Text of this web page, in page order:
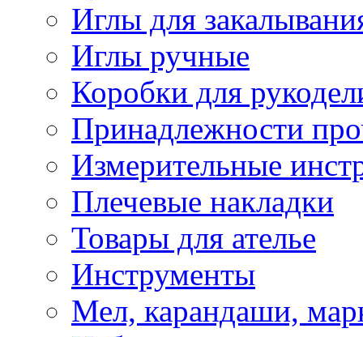
Иглы для
Иглы ручные
Коробки для
Принадлежности
Измерительные
Плечевые накладки
Товары для ателье
Инструменты
Мел, карандаши,